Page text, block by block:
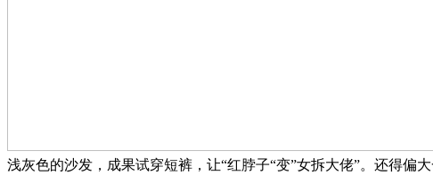
浅灰色的沙发，成果试穿短裤，让“红脖子“变”女拆大佬”。还得偏